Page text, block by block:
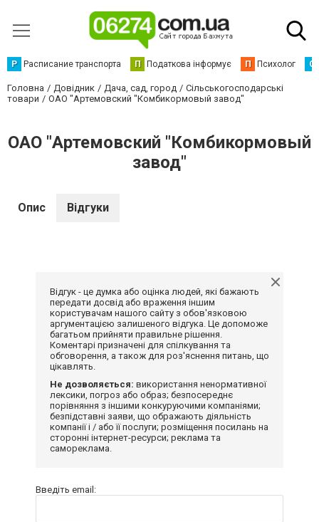
Р Расписание транспорта П Податкова інформує П Психолог С
Головна Довідник Дача, сад, город
Сільськогосподарські
товари
ОАО "Артемовский "Комбикормовый завод"
ОАО "Артемовский "Комбикормовый
завод"
Опис Відгуки
Відгук - це думка або оцінка людей, які бажають
передати досвід або враження іншим
користувачам нашого сайту з обов'язковою
аргументацією залишеного відгука. Це допоможе
багатьом прийняти правильне рішення.
Коментарі призначені для спілкування та
обговорення, а також для роз'яснення питань, що
цікавлять.
Не дозволяється: використання ненормативної
лексики, погроз або образ; безпосереднє
порівняння з іншими конкуруючими компаніями;
безпідставні заяви, що ображають діяльність
компанії і / або її послуги; розміщення посилань на
сторонні інтернет-ресурси; реклама та
самореклама.
Введіть email: